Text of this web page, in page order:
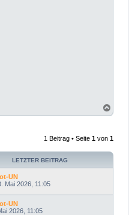
a
o
e
1 Beitrag • Seite 1 von 1
LETZTER BEITRAG
UN
Mai 2026, 11:05
UN
2026, 11:05